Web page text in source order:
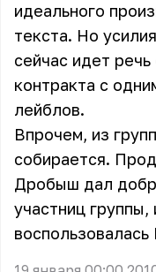
идеального
текста. Но
сейчас идет
контракта с
лейблов.
Впрочем, из
собирается.
Дробыш дал
участниц группы,
воспользовалась